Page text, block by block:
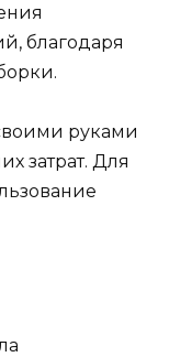
благодаря
руками
затрат. Для